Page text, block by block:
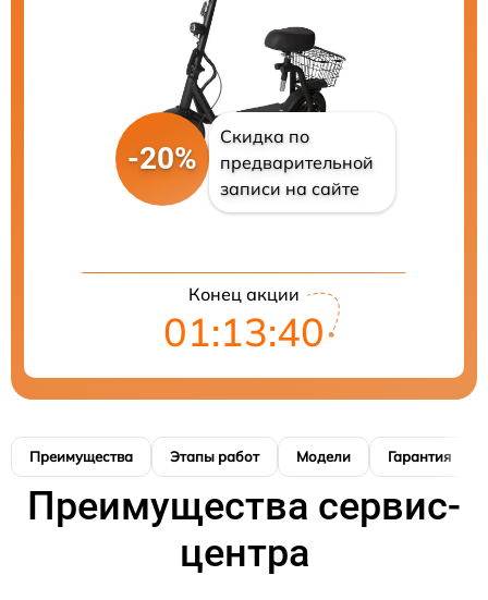
-20%
Скидка по
предварительной
записи на сайте
Конец акции
01:13:40
Преимущества Этапы работ Модели Гарантия
Преимущества сервис-
центра